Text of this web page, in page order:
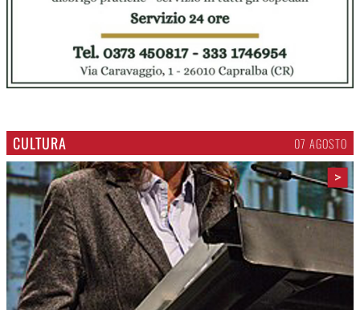
CULTURA 07 AGOSTO
>